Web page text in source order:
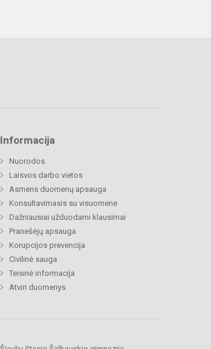
Informacija
Nuorodos
Laisvos darbo vietos
Asmens duomenų apsauga
Konsultavimasis su visuomene
Dažniausiai užduodami klausimai
Pranešėjų apsauga
Korupcijos prevencija
Civilinė sauga
Teisinė informacija
Atviri duomenys